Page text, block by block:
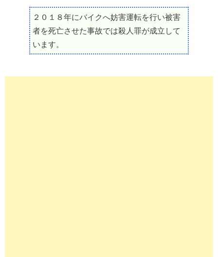
２０１８年にバイクへ妨害運転を行い被害
者を死亡させた事故では殺人罪が成立して
います。